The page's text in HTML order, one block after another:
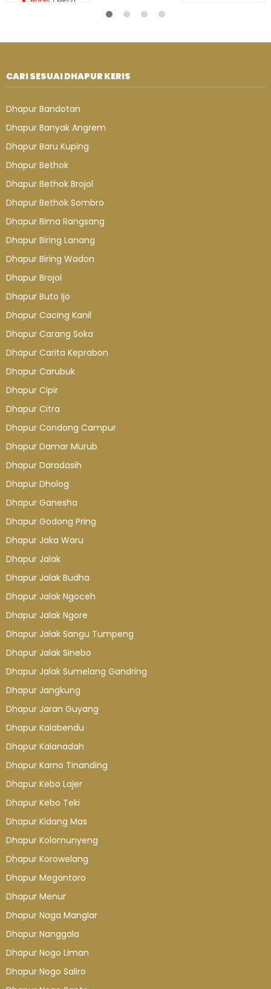
CARI SESUAI DHAPUR KERIS
Dhapur Bandotan
Dhapur Banyak Angrem
Dhapur Baru Kuping
Dhapur Bethok
Dhapur Bethok Brojol
Dhapur Bethok Sombro
Dhapur Bima Rangsang
Dhapur Biring Lanang
Dhapur Biring Wadon
Dhapur Brojol
Dhapur Buto Ijo
Dhapur Cacing Kanil
Dhapur Carang Soka
Dhapur Carita Keprabon
Dhapur Carubuk
Dhapur Cipir
Dhapur Citra
Dhapur Condong Campur
Dhapur Damar Murub
Dhapur Daradasih
Dhapur Dholog
Dhapur Ganesha
Dhapur Godong Pring
Dhapur Jaka Waru
Dhapur Jalak
Dhapur Jalak Budha
Dhapur Jalak Ngoceh
Dhapur Jalak Ngore
Dhapur Jalak Sangu Tumpeng
Dhapur Jalak Sinebo
Dhapur Jalak Sumelang Gandring
Dhapur Jangkung
Dhapur Jaran Guyang
Dhapur Kalabendu
Dhapur Kalanadah
Dhapur Karno Tinanding
Dhapur Kebo Lajer
Dhapur Kebo Teki
Dhapur Kidang Mas
Dhapur Kolomunyeng
Dhapur Korowelang
Dhapur Megantoro
Dhapur Menur
Dhapur Naga Manglar
Dhapur Nanggala
Dhapur Nogo Liman
Dhapur Nogo Saliro